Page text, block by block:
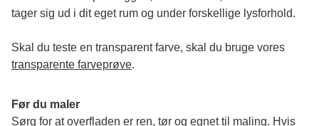
tager sig ud i dit eget rum og under forskellige lysforhold.
transparente farveprøve.
Før du maler
Sørg for at overfladen er ren, tør og egnet til maling. Hvis